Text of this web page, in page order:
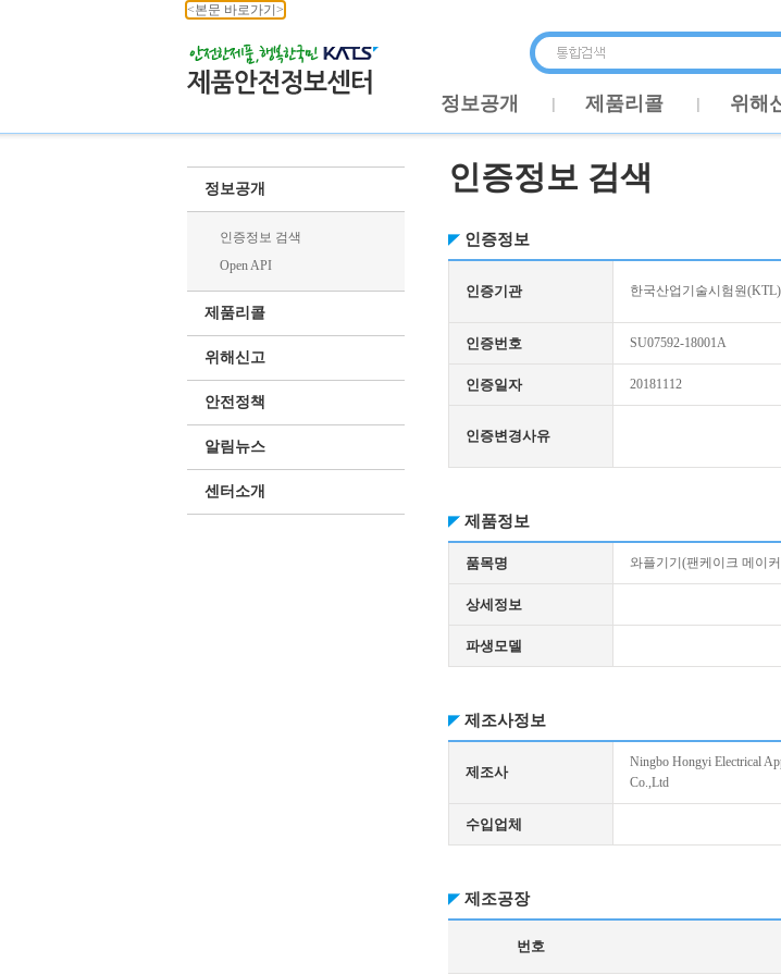
<본문 바로가기>
정보공개 제품리콜 위해
정보공개
인증정보 검색
Open API
제품리콜
위해신고
안전정책
알림뉴스
센터소개
인증정보 검색
인증정보
인증기관 한국산업기술시험원(KTL)
인증번호 SU07592-18001A
인증일자 20181112
인증변경사유
제품정보
품목명 와플기기(팬케이크 메이
상세정보
파생모델
제조사정보
제조사
Ningbo Hongyi Electrical
Co.,Ltd
수입업체
제조공장
번호